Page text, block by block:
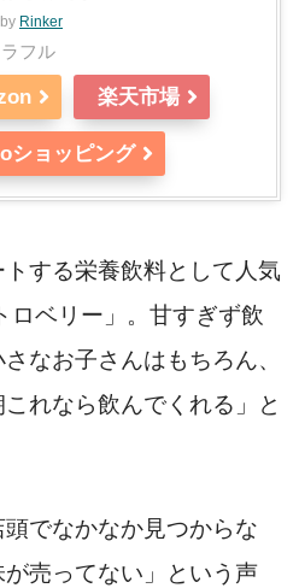
Rinker
フル
楽天市場
ショッピング
する栄養飲料として人気
ロベリー」。甘すぎず飲
なお子さんはもちろん、
れなら飲んでくれる」と
でなかなか見つからな
売ってない」という声